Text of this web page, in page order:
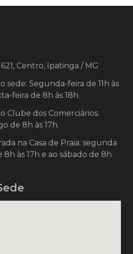
Centro, Ipatinga / MG
sede: Segunda-feira de 11h às
feira de 8h às 18h.
Clube dos Comerciários:
de 8h às 17h.
na Casa de Praia: segunda
8h às 17h e ao sábado de 8h